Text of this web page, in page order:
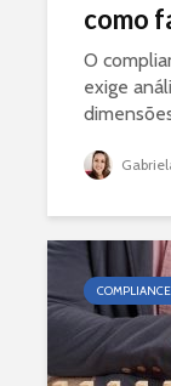
como
O
exige
COMPLIANCE